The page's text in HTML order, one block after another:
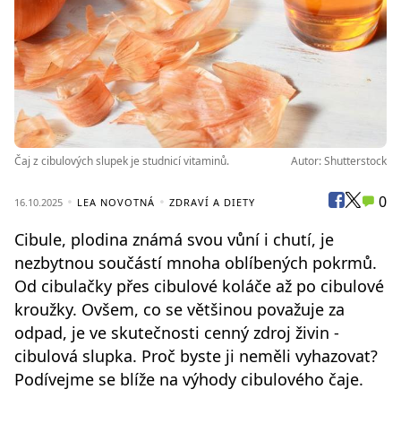
Čaj z cibulových slupek je studnicí vitaminů. Autor: Shutterstock
16.10.2025 LEA NOVOTNÁ ZDRAVÍ A DIETY 0
Cibule, plodina známá svou vůní i chutí, je
nezbytnou součástí mnoha oblíbených pokrmů.
Od cibulačky přes cibulové koláče až po cibulové
kroužky. Ovšem, co se většinou považuje za
odpad, je ve skutečnosti cenný zdroj živin -
cibulová slupka. Proč byste ji neměli vyhazovat?
Podívejme se blíže na výhody cibulového čaje.